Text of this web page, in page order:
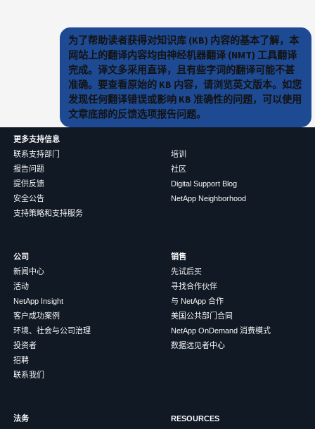
为了帮助读者获得对知识库 (KB) 内容的基本了解，本
网站上的翻译内容均由神经机器翻译 (NMT) 工具翻译
完成。译文多采用直译，且有些字词的翻译可能不甚
准确。要查看原始的 KB 内容，请浏览英文版本。如您
发现任何翻译错误或影响 KB 准确性的问题，可以使用
文章底部的反馈选项报告问题。
更多支持信息
联系支持部门
报告问题
提供反馈
安全公告
支持策略和支持服务
培训
社区
Digital Support Blog
NetApp Neighborhood
公司
新闻中心
活动
NetApp Insight
客户成功案例
环境、社会与公司治理
投资者
招聘
联系我们
销售
先试后买
寻找合作伙伴
与 NetApp 合作
美国公共部门合同
NetApp OnDemand 消费模式
数据远见者中心
法务
RESOURCES